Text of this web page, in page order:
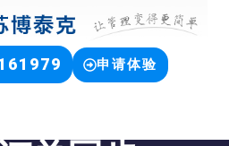
申请体验